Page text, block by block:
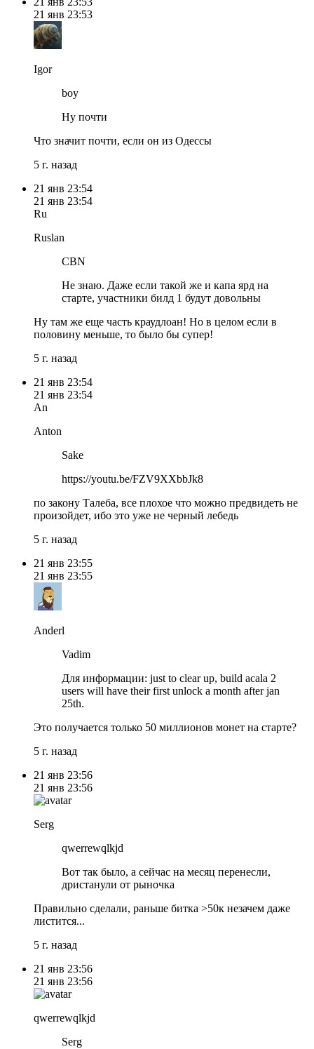
21 янв 23:53
Igor
boy
Ну почти
Что значит почти, если он из Одессы
5 г. назад
21 янв 23:54
21 янв 23:54
Ru
Ruslan
CBN
Не знаю. Даже если такой же и капа ярд на
старте, участники билд 1 будут довольны
Ну там же еще часть краудлоан! Но в целом если в
половину меньше, то было бы супер!
5 г. назад
21 янв 23:54
21 янв 23:54
An
Anton
Sake
https://youtu.be/FZV9XXbbJk8
по закону Талеба, все плохое что можно предвидеть не
произойдет, ибо это уже не черный лебедь
5 г. назад
21 янв 23:55
21 янв 23:55
Anderl
Vadim
Для информации: just to clear up, build acala 2
users will have their first unlock a month after jan
25th.
Это получается только 50 миллионов монет на старте?
5 г. назад
21 янв 23:56
21 янв 23:56
Serg
qwerrewqlkjd
Вот так было, а сейчас на месяц перенесли,
дристанули от рыночка
Правильно сделали, раньше битка >50к незачем даже
листится...
5 г. назад
21 янв 23:56
21 янв 23:56
qwerrewqlkjd
Serg